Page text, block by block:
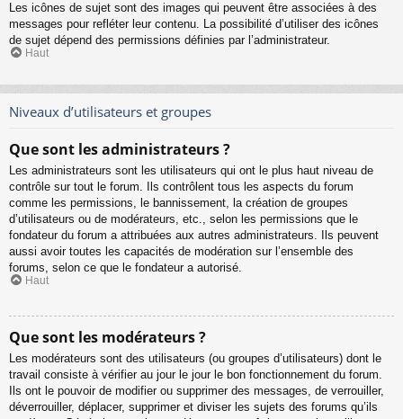
Les icônes de sujet sont des images qui peuvent être associées à des
messages pour refléter leur contenu. La possibilité d’utiliser des icônes
de sujet dépend des permissions définies par l’administrateur.
Haut
Niveaux d’utilisateurs et groupes
Que sont les administrateurs ?
Les administrateurs sont les utilisateurs qui ont le plus haut niveau de
contrôle sur tout le forum. Ils contrôlent tous les aspects du forum
comme les permissions, le bannissement, la création de groupes
d’utilisateurs ou de modérateurs, etc., selon les permissions que le
fondateur du forum a attribuées aux autres administrateurs. Ils peuvent
aussi avoir toutes les capacités de modération sur l’ensemble des
forums, selon ce que le fondateur a autorisé.
Haut
Que sont les modérateurs ?
Les modérateurs sont des utilisateurs (ou groupes d’utilisateurs) dont le
travail consiste à vérifier au jour le jour le bon fonctionnement du forum.
Ils ont le pouvoir de modifier ou supprimer des messages, de verrouiller,
déverrouiller, déplacer, supprimer et diviser les sujets des forums qu’ils